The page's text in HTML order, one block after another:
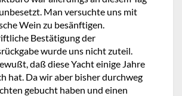
Man versuchte uns mit
Wein zu besänftigen.
Bestätigung der
wurde uns nicht zuteil.
daß diese Yacht einige Jahre
hat. Da wir aber bisher durchweg
gebucht haben und einen